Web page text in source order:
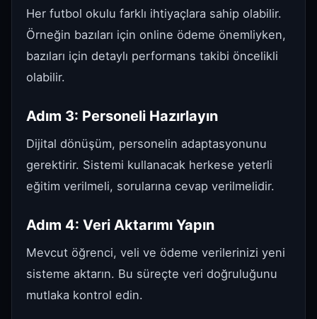
Her futbol okulu farklı ihtiyaçlara sahip olabilir.
Örneğin bazıları için online ödeme önemliyken,
bazıları için detaylı performans takibi öncelikli
olabilir.
Adım 3: Personeli Hazırlayın
Dijital dönüşüm, personelin adaptasyonunu
gerektirir. Sistemi kullanacak herkese yeterli
eğitim verilmeli, sorularına cevap verilmelidir.
Adım 4: Veri Aktarımı Yapın
Mevcut öğrenci, veli ve ödeme verilerinizi yeni
sisteme aktarın. Bu süreçte veri doğruluğunu
mutlaka kontrol edin.